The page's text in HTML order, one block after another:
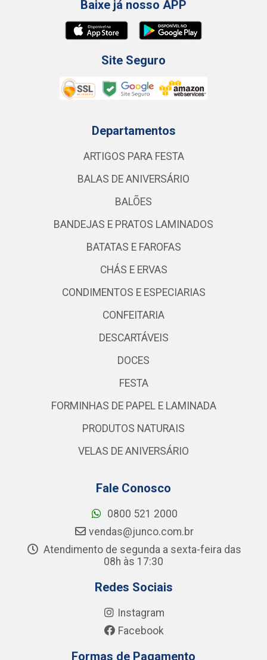
Baixe já nosso APP
Site Seguro
Departamentos
ARTIGOS PARA FESTA
BALAS DE ANIVERSÁRIO
BALÕES
BANDEJAS E PRATOS LAMINADOS
BATATAS E FAROFAS
CHÁS E ERVAS
CONDIMENTOS E ESPECIARIAS
CONFEITARIA
DESCARTÁVEIS
DOCES
FESTA
FORMINHAS DE PAPEL E LAMINADA
PRODUTOS NATURAIS
VELAS DE ANIVERSÁRIO
Fale Conosco
0800 521 2000
vendas@junco.com.br
Atendimento de segunda a sexta-feira das
08h às 17:30
Redes Sociais
Instagram
Facebook
Formas de Pagamento